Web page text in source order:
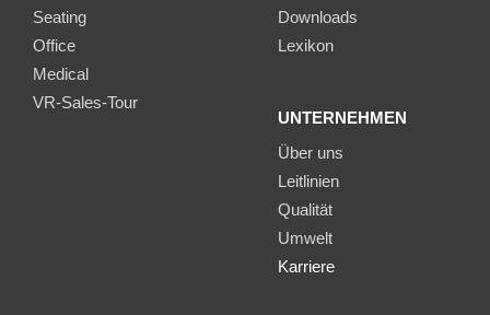
Seating
Office
Medical
VR-Sales-Tour
Downloads
Lexikon
UNTERNEHMEN
Über uns
Leitlinien
Qualität
Umwelt
Karriere